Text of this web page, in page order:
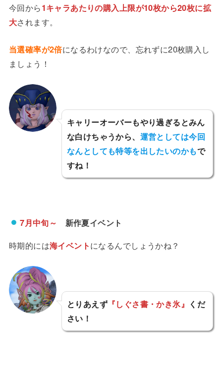
今回から1キャラあたりの購入上限が10枚から20枚に拡
大されます。
当選確率が2倍になるわけなので、忘れずに20枚購入し
ましょう！
キャリーオーバーもやり過ぎるとみん
な白けちゃうから、 運営としては今回
なんとしても特等を出したいのかもで
すね！
7月中旬～ 新作夏イベント
時期的には海イベントになるんでしょうかね？
とりあえず『しぐさ書・かき氷』 くだ
さい！